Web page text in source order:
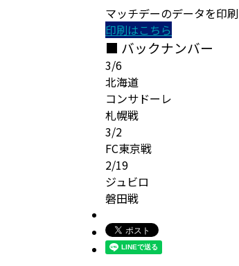
マッチデーのデータを印
印刷はこちら
■ バックナンバー
3/6
北海道
コンサドーレ
札幌戦
3/2
FC東京戦
2/19
ジュビロ
磐田戦